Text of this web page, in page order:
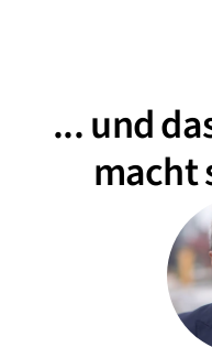
... und
macht